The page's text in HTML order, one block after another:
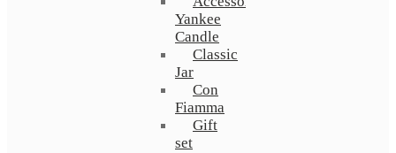
Yankee
Candle
Classic
Jar
Con
Fiamma
Gift
set